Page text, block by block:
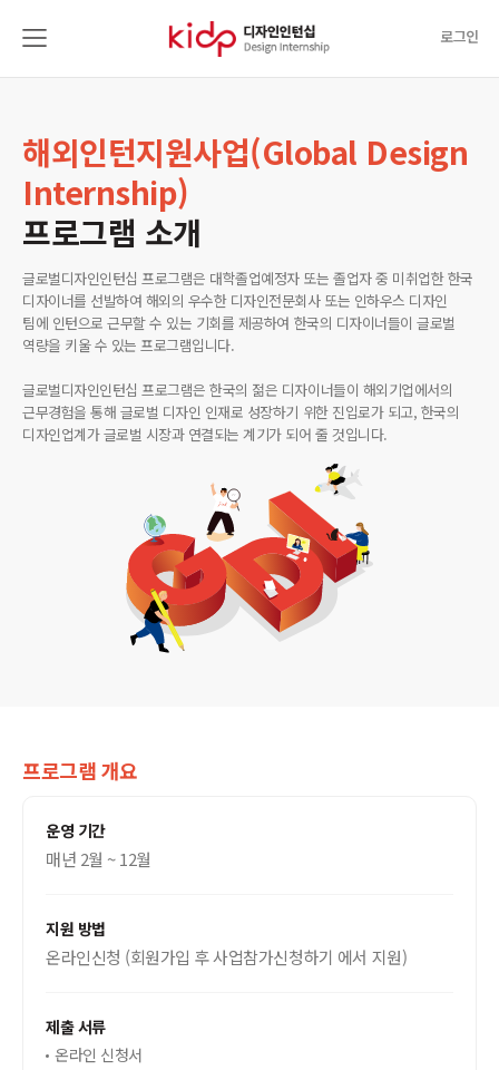
로그인
해외인턴지원사업(Global Design
Internship)
프로그램 소개
글로벌디자인인턴십 프로그램은 대학졸업예정자 또는 졸업자 중 미취업한 한국
디자이너를 선발하여 해외의 우수한 디자인전문회사 또는 인하우스 디자인
팀에 인턴으로 근무할 수 있는 기회를 제공하여 한국의 디자이너들이 글로벌
역량을 키울 수 있는 프로그램입니다.
글로벌디자인인턴십 프로그램은 한국의 젊은 디자이너들이 해외기업에서의
근무경험을 통해 글로벌 디자인 인재로 성장하기 위한 진입로가 되고, 한국의
디자인업계가 글로벌 시장과 연결되는 계기가 되어 줄 것입니다.
프로그램 개요
운영 기간
매년 2월 ~ 12월
지원 방법
온라인신청 (회원가입 후 사업참가신청하기 에서 지원)
제출 서류
온라인 신청서